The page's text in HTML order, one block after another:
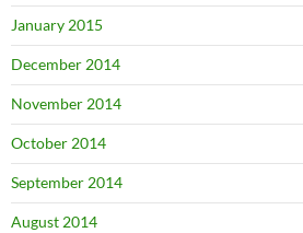
January 2015
December 2014
November 2014
October 2014
September 2014
August 2014